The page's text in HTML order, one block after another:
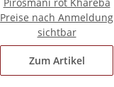
Preise nach Anmeldung
sichtbar
Zum Artikel